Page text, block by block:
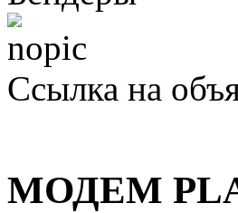
Ссылка на
МОДЕМ